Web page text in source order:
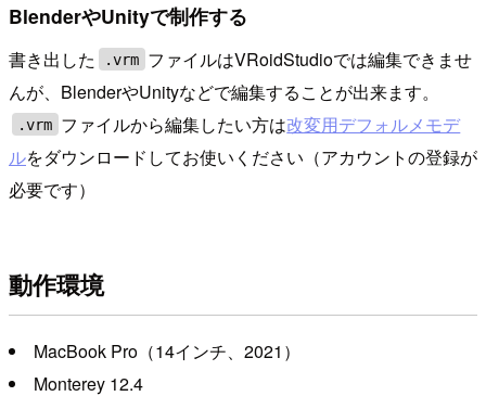
BlenderやUnityで制作する
書き出した .vrm ファイルはVRoidStudioでは編集できませ
んが、BlenderやUnityなどで編集することが出来ます。
.vrm ファイルから編集したい方は改変用デフォルメモデ
ルをダウンロードしてお使いください（アカウントの登録が
必要です）
動作環境
MacBook Pro（14インチ、2021）
Monterey 12.4